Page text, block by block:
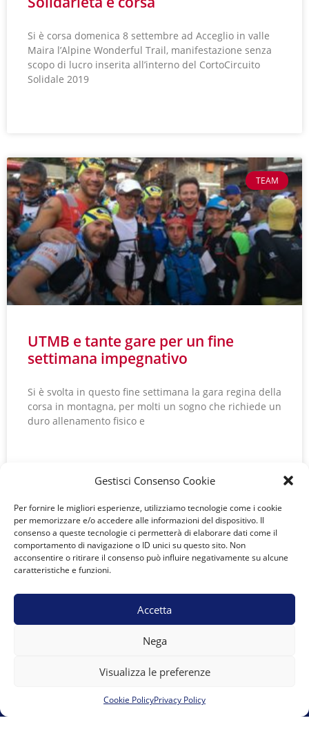
Gestisci Consenso Cookie
Per fornire le migliori esperienze, utilizziamo tecnologie come i cookie
per memorizzare e/o accedere alle informazioni del dispositivo. Il
consenso a queste tecnologie ci permetterà di elaborare dati come il
comportamento di navigazione o ID unici su questo sito. Non
acconsentire o ritirare il consenso può influire negativamente su alcune
caratteristiche e funzioni.
Accetta
Nega
Visualizza le preferenze
Cookie PolicyPrivacy Policy
Si è corsa domenica 8 settembre ad Acceglio in valle
Maira l’Alpine Wonderful Trail, manifestazione senza
scopo di lucro inserita all’interno del CortoCircuito
Solidale 2019
TEAM
UTMB e tante gare per un fine
settimana impegnativo
Si è svolta in questo fine settimana la gara regina della
corsa in montagna, per molti un sogno che richiede un
duro allenamento fisico e
« Precedente Successivo »
A.S.D. Team Marguareis
E-mail:team.marguareis@gmail.com